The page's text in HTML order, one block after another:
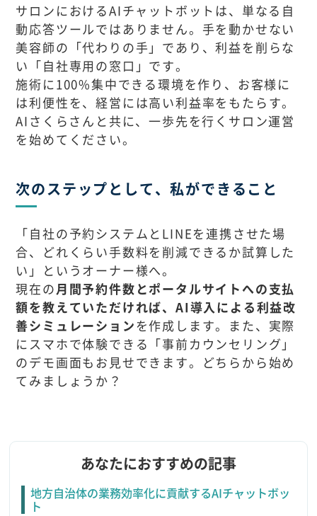
サロンにおけるAIチャットボットは、単なる自
動応答ツールではありません。手を動かせない
美容師の「代わりの手」であり、利益を削らな
い「自社専用の窓口」です。
施術に100%集中できる環境を作り、お客様に
は利便性を、経営には高い利益率をもたらす。
AIさくらさんと共に、一歩先を行くサロン運営
を始めてください。
次のステップとして、私ができること
「自社の予約システムとLINEを連携させた場
合、どれくらい手数料を削減できるか試算した
い」というオーナー様へ。
現在の月間予約件数とポータルサイトへの支払
額を教えていただければ、AI導入による利益改
善シミュレーション を作成します。また、実際
にスマホで体験できる「事前カウンセリング」
のデモ画面もお見せできます。どちらから始め
てみましょうか？
あなたにおすすめの記事
地方自治体の業務効率化に貢献するAIチャットボッ
ト